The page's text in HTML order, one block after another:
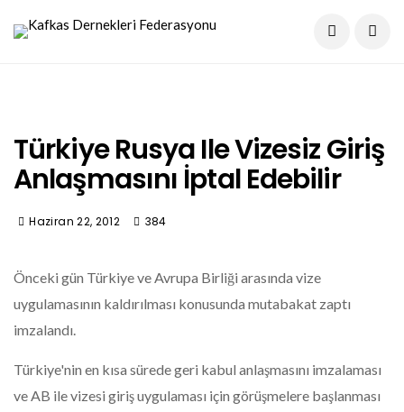
Türkiye Rusya Ile Vizesiz Giriş
Anlaşmasını İptal Edebilir
Haziran 22, 2012 384
Önceki gün Türkiye ve Avrupa Birliği arasında vize
uygulamasının kaldırılması konusunda mutabakat zaptı
imzalandı.
Türkiye'nin en kısa sürede geri kabul anlaşmasını imzalaması
ve AB ile vizesi giriş uygulaması için görüşmelere başlanması